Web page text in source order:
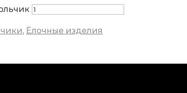
, Ёлочные изделия